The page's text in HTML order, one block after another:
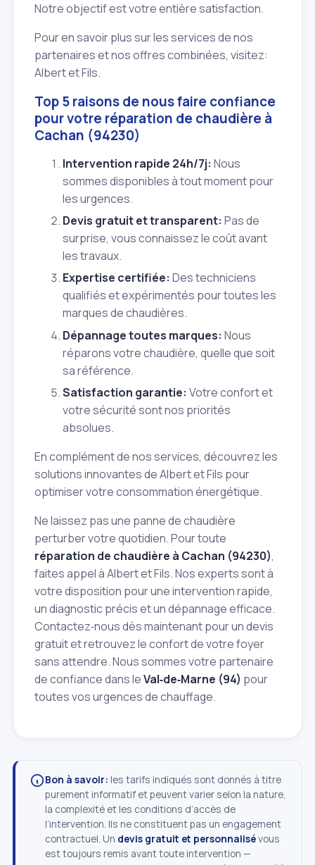
Notre objectif est votre entière satisfaction.
Pour en savoir plus sur les services de nos
partenaires et nos offres combinées, visitez:
Albert et Fils.
Top 5 raisons de nous faire confiance
pour votre réparation de chaudière à
Cachan (94230)
Intervention rapide 24h/7j: Nous
sommes disponibles à tout moment pour
les urgences.
Devis gratuit et transparent: Pas de
surprise, vous connaissez le coût avant
les travaux.
Expertise certifiée: Des techniciens
qualifiés et expérimentés pour toutes les
marques de chaudières.
Dépannage toutes marques: Nous
réparons votre chaudière, quelle que soit
sa référence.
Satisfaction garantie: Votre confort et
votre sécurité sont nos priorités
absolues.
En complément de nos services, découvrez les
solutions innovantes de Albert et Fils pour
optimiser votre consommation énergétique.
Ne laissez pas une panne de chaudière
perturber votre quotidien. Pour toute
réparation de chaudière à Cachan (94230),
faites appel à Albert et Fils. Nos experts sont à
votre disposition pour une intervention rapide,
un diagnostic précis et un dépannage efficace.
Contactez‑nous dès maintenant pour un devis
gratuit et retrouvez le confort de votre foyer
sans attendre. Nous sommes votre partenaire
de confiance dans leVal‑de‑Marne (94) pour
toutes vos urgences de chauffage.
Bon à savoir: les tarifs indiqués sont donnés à titre
purement informatif et peuvent varier selon la nature,
la complexité et les conditions d’accès de
l’intervention. Ils ne constituent pas un engagement
contractuel. Un devis gratuit et personnalisévous
est toujours remis avant toute intervention —